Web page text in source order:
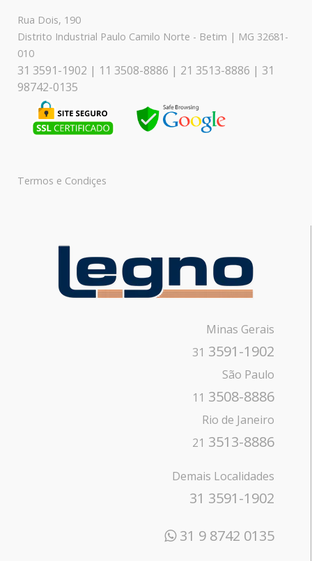
Rua Dois, 190
Distrito Industrial Paulo Camilo Norte - Betim | MG 32681-
010
31 3591-1902 | 11 3508-8886 | 21 3513-8886 | 31
98742-0135
Termos e Condiçes
Minas Gerais
31 3591-1902
São Paulo
11 3508-8886
Rio de Janeiro
21 3513-8886
Demais Localidades
31 3591-1902
31 9 8742 0135